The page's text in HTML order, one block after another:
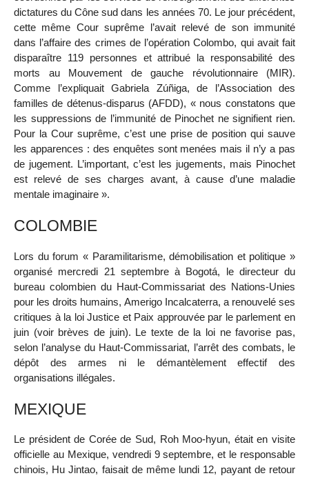
dictatures du Cône sud dans les années 70. Le jour précédent,
cette même Cour suprême l’avait relevé de son immunité
dans l’affaire des crimes de l’opération Colombo, qui avait fait
disparaître 119 personnes et attribué la responsabilité des
morts au Mouvement de gauche révolutionnaire (MIR).
Comme l’expliquait Gabriela Zúñiga, de l’Association des
familles de détenus-disparus (AFDD), « nous constatons que
les suppressions de l’immunité de Pinochet ne signifient rien.
Pour la Cour suprême, c’est une prise de position qui sauve
les apparences : des enquêtes sont menées mais il n’y a pas
de jugement. L’important, c’est les jugements, mais Pinochet
est relevé de ses charges avant, à cause d’une maladie
mentale imaginaire ».
COLOMBIE
Lors du forum « Paramilitarisme, démobilisation et politique »
organisé mercredi 21 septembre à Bogotá, le directeur du
bureau colombien du Haut-Commissariat des Nations-Unies
pour les droits humains, Amerigo Incalcaterra, a renouvelé ses
critiques à la loi Justice et Paix approuvée par le parlement en
juin (voir brèves de juin). Le texte de la loi ne favorise pas,
selon l’analyse du Haut-Commissariat, l’arrêt des combats, le
dépôt des armes ni le démantèlement effectif des
organisations illégales.
MEXIQUE
Le président de Corée de Sud, Roh Moo-hyun, était en visite
officielle au Mexique, vendredi 9 septembre, et le responsable
chinois, Hu Jintao, faisait de même lundi 12, payant de retour